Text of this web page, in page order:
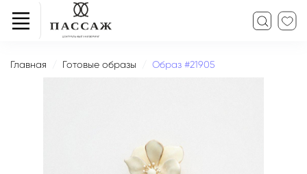
Главная Готовые образы Образ #21905